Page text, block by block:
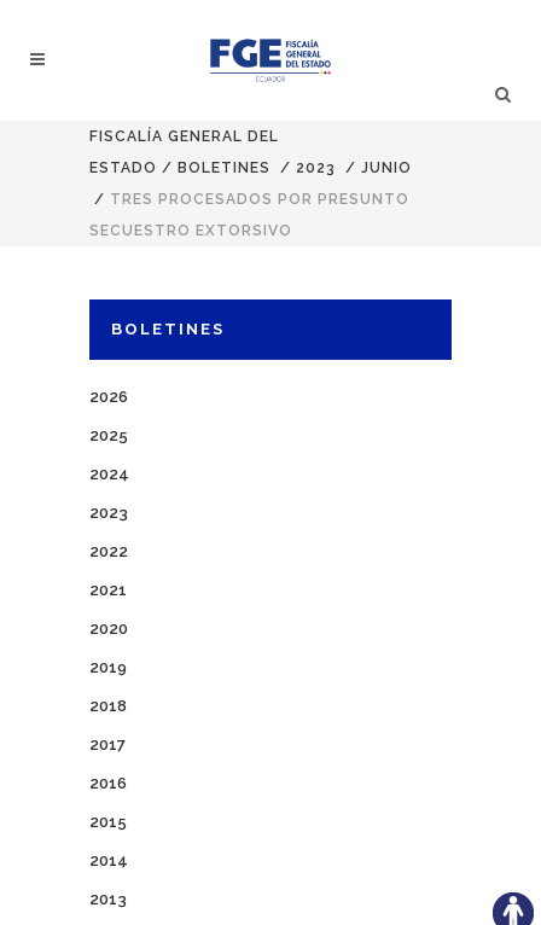
FISCALÍA GENERAL DEL
ESTADO / BOLETINES / 2023 / JUNIO
/ TRES PROCESADOS POR PRESUNTO
SECUESTRO EXTORSIVO
BOLETINES
2026
2025
2024
2023
2022
2021
2020
2019
2018
2017
2016
2015
2014
2013